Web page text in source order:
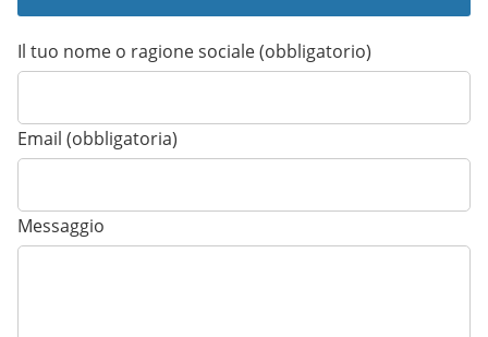
Il tuo nome o ragione sociale (obbligatorio)
Email (obbligatoria)
Messaggio